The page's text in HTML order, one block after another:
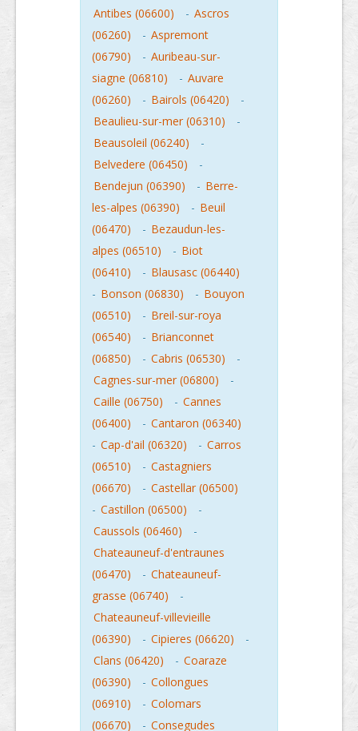
Antibes (06600)
- Ascros
(06260)
- Aspremont
(06790)
- Auribeau-sur-
siagne (06810)
- Auvare
(06260)
- Bairols (06420)
-
Beaulieu-sur-mer (06310)
-
Beausoleil (06240)
-
Belvedere (06450)
-
Bendejun (06390)
- Berre-
les-alpes (06390)
- Beuil
(06470)
- Bezaudun-les-
alpes (06510)
- Biot
(06410)
- Blausasc (06440)
- Bonson (06830) - Bouyon
(06510)
- Breil-sur-roya
(06540)
- Brianconnet
(06850)
- Cabris (06530)
-
Cagnes-sur-mer (06800)
-
Caille (06750)
- Cannes
(06400)
- Cantaron (06340)
- Cap-d'ail (06320) - Carros
(06510)
- Castagniers
(06670)
- Castellar (06500)
- Castillon (06500)
-
Caussols (06460)
-
Chateauneuf-d'entraunes
(06470)
- Chateauneuf-
grasse (06740)
-
Chateauneuf-villevieille
(06390)
- Cipieres (06620)
-
Clans (06420)
- Coaraze
(06390)
- Collongues
(06910)
- Colomars
(06670)
- Consegudes